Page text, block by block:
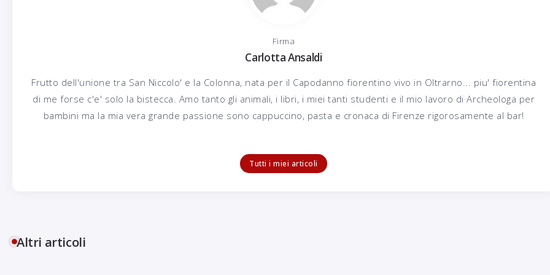
Firma
Carlotta Ansaldi
Frutto dell'unione tra San Niccolo' e la Colonna, nata per il Capodanno fiorentino vivo in Oltrarno... piu' fiorentina
di me forse c'e' solo la bistecca. Amo tanto gli animali, i libri, i miei tanti studenti e il mio lavoro di Archeologa per
bambini ma la mia vera grande passione sono cappuccino, pasta e cronaca di Firenze rigorosamente al bar!
Tutti i miei articoli
Altri articoli